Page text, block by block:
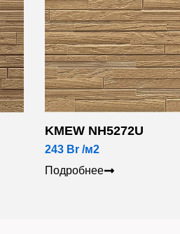
KMEW NH5272U
243 Br/м2
Подробнее